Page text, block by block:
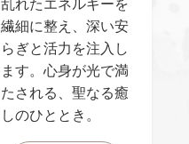
乱れたエネルギーを
繊細に整え、深い安
らぎと活力を注入し
ます。心身が光で満
たされる、聖なる癒
しのひととき。